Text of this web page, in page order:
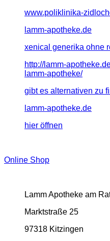
www.poliklinika-
lamm-apotheke.de
xenical generika ohne
http://lamm-
lamm-apotheke/
gibt es alternativen zu
lamm-apotheke.de
hier öffnen
Online Shop
Lamm Apotheke am
Marktstraße 25
97318 Kitzingen